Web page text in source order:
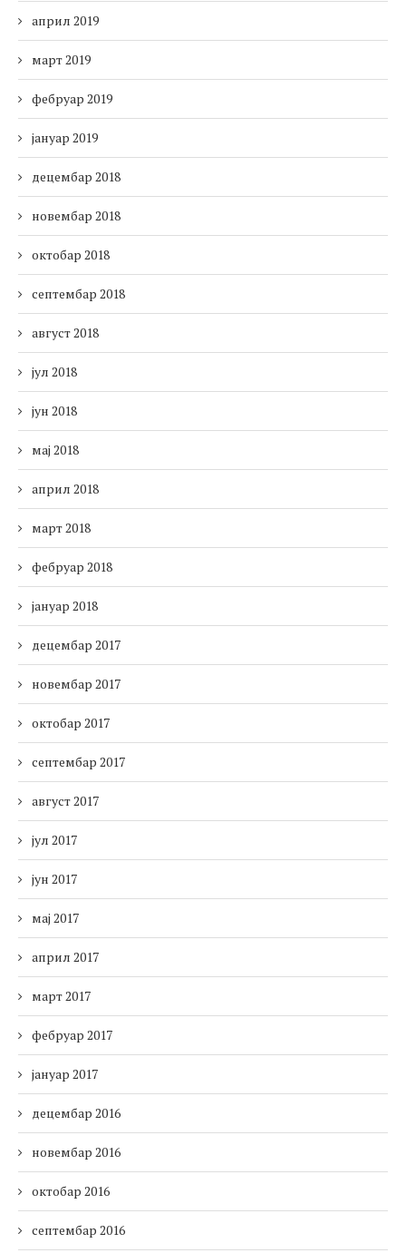
април 2019
март 2019
фебруар 2019
јануар 2019
децембар 2018
новембар 2018
октобар 2018
септембар 2018
август 2018
јул 2018
јун 2018
мај 2018
април 2018
март 2018
фебруар 2018
јануар 2018
децембар 2017
новембар 2017
октобар 2017
септембар 2017
август 2017
јул 2017
јун 2017
мај 2017
април 2017
март 2017
фебруар 2017
јануар 2017
децембар 2016
новембар 2016
октобар 2016
септембар 2016